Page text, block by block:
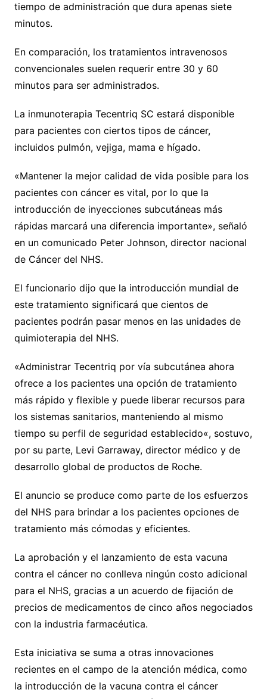
tiempo de administración que dura apenas siete
minutos.
En comparación, los tratamientos intravenosos
convencionales suelen requerir entre 30 y 60
minutos para ser administrados.
La inmunoterapia Tecentriq SC estará disponible
para pacientes con ciertos tipos de cáncer,
incluidos pulmón, vejiga, mama e hígado.
«Mantener la mejor calidad de vida posible para los
pacientes con cáncer es vital, por lo que la
introducción de inyecciones subcutáneas más
rápidas marcará una diferencia importante», señaló
en un comunicado Peter Johnson, director nacional
de Cáncer del NHS.
El funcionario dijo que la introducción mundial de
este tratamiento significará que cientos de
pacientes podrán pasar menos en las unidades de
quimioterapia del NHS.
«Administrar Tecentriq por vía subcutánea ahora
ofrece a los pacientes una opción de tratamiento
más rápido y flexible y puede liberar recursos para
los sistemas sanitarios, manteniendo al mismo
tiempo su perfil de seguridad establecido«, sostuvo,
por su parte, Levi Garraway, director médico y de
desarrollo global de productos de Roche.
El anuncio se produce como parte de los esfuerzos
del NHS para brindar a los pacientes opciones de
tratamiento más cómodas y eficientes.
La aprobación y el lanzamiento de esta vacuna
contra el cáncer no conlleva ningún costo adicional
para el NHS, gracias a un acuerdo de fijación de
precios de medicamentos de cinco años negociados
con la industria farmacéutica.
Esta iniciativa se suma a otras innovaciones
recientes en el campo de la atención médica, como
la introducción de la vacuna contra el cáncer